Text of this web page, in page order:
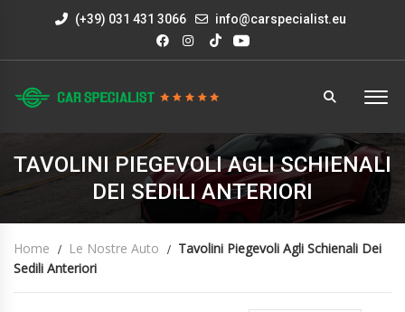
(+39) 031 431 3066 info@carspecialist.eu
TAVOLINI PIEGEVOLI AGLI SCHIENALI
DEI SEDILI ANTERIORI
Home Le Nostre Auto
Tavolini Piegevoli Agli Schienali Dei
Sedili Anteriori